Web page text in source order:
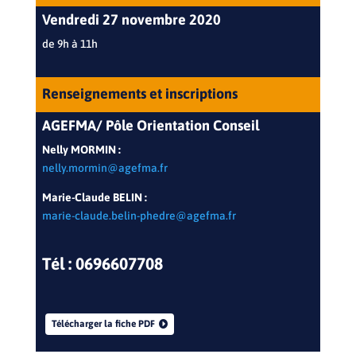
Vendredi 27 novembre 2020
de 9h à 11h
Renseignements et inscriptions
AGEFMA/ Pôle Orientation Conseil
Nelly MORMIN :
nelly.mormin@agefma.fr
Marie-Claude BELIN :
marie-claude.belin-phedre@agefma.fr
Tél : 0696607708
Télécharger la fiche PDF